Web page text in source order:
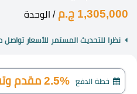
1,305,000 ج.م / الوحدة
نظرا للتحديث المستمر للأسعار تواصل
خطة الدفع 2.5% مقدم وتقسيط حتى 14 سنة